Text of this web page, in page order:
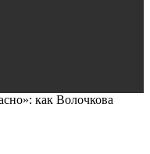
как Волочкова